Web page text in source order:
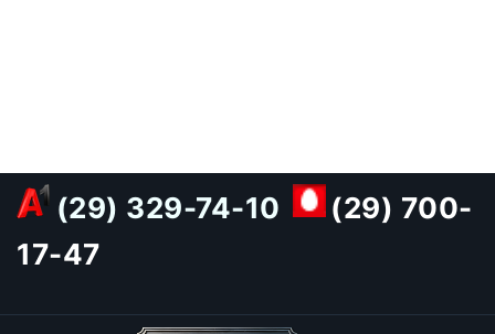
(29) 329-74-10
(29) 700-
17-47